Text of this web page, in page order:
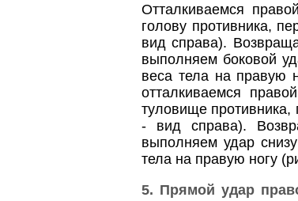
Отталкиваемся
голову противника,
вид справа).
выполняем боковой
веса тела на правую
отталкиваемся
туловище противника,
- вид справа).
выполняем удар
тела на правую ногу
5. Прямой удар